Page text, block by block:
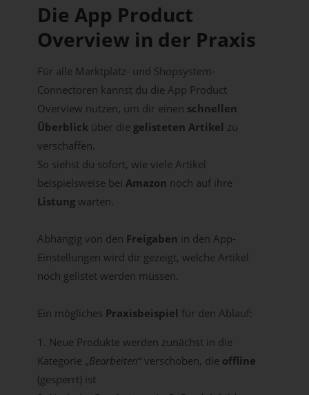
Die App Product
Overview in der Praxis
Für alle Marktplatz- und Shopsystem-
Connectoren kannst du die App Product
Overview nutzen, um dir einen schnellen
Überblick über die gelisteten Artikel zu
verschaffen.
So siehst du sofort, wie viele Artikel
beispielsweise bei Amazon noch auf ihre
Listung warten.
Abhängig von den Freigaben in den App-
Einstellungen wird dir gezeigt, welche Artikel
noch gelistet werden müssen.
Ein mögliches Praxisbeispiel für den Ablauf:
Neue Produkte werden zunächst in die
Kategorie „Bearbeiten“ verschoben, die offline
(gesperrt) ist